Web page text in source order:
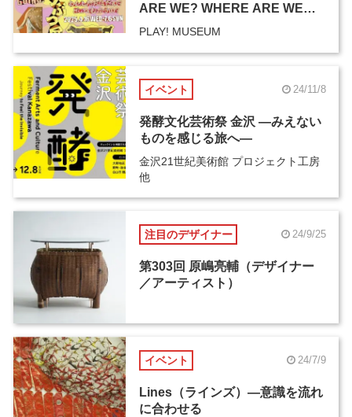
ARE WE? WHERE ARE WE
GOING?
PLAY! MUSEUM
イベント 24/11/8
発酵文化芸術祭 金沢 ―みえない
ものを感じる旅へ―
金沢21世紀美術館 プロジェクト工房
他
注目のデザイナー 24/9/25
第303回 原嶋亮輔（デザイナー
／アーティスト）
イベント 24/7/9
Lines（ラインズ）―意識を流れ
に合わせる